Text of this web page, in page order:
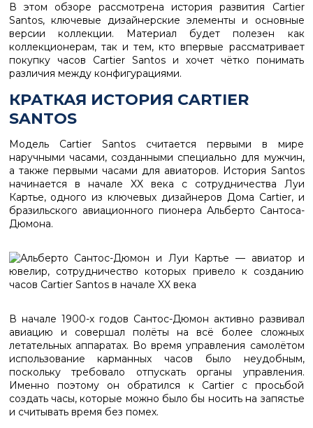
В этом обзоре рассмотрена история развития Cartier
Santos, ключевые дизайнерские элементы и основные
версии коллекции. Материал будет полезен как
коллекционерам, так и тем, кто впервые рассматривает
покупку часов Cartier Santos и хочет чётко понимать
различия между конфигурациями.
КРАТКАЯ ИСТОРИЯ CARTIER
SANTOS
Модель Cartier Santos считается первыми в мире
наручными часами, созданными специально для мужчин,
а также первыми часами для авиаторов. История Santos
начинается в начале XX века с сотрудничества Луи
Картье, одного из ключевых дизайнеров Дома Cartier, и
бразильского авиационного пионера Альберто Сантоса-
Дюмона.
В начале 1900-х годов Сантос-Дюмон активно развивал
авиацию и совершал полёты на всё более сложных
летательных аппаратах. Во время управления самолётом
использование карманных часов было неудобным,
поскольку требовало отпускать органы управления.
Именно поэтому он обратился к Cartier с просьбой
создать часы, которые можно было бы носить на запястье
и считывать время без помех.